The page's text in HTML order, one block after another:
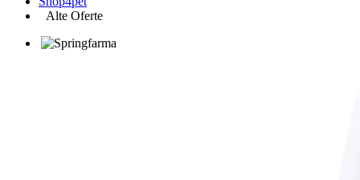
Alte Oferte